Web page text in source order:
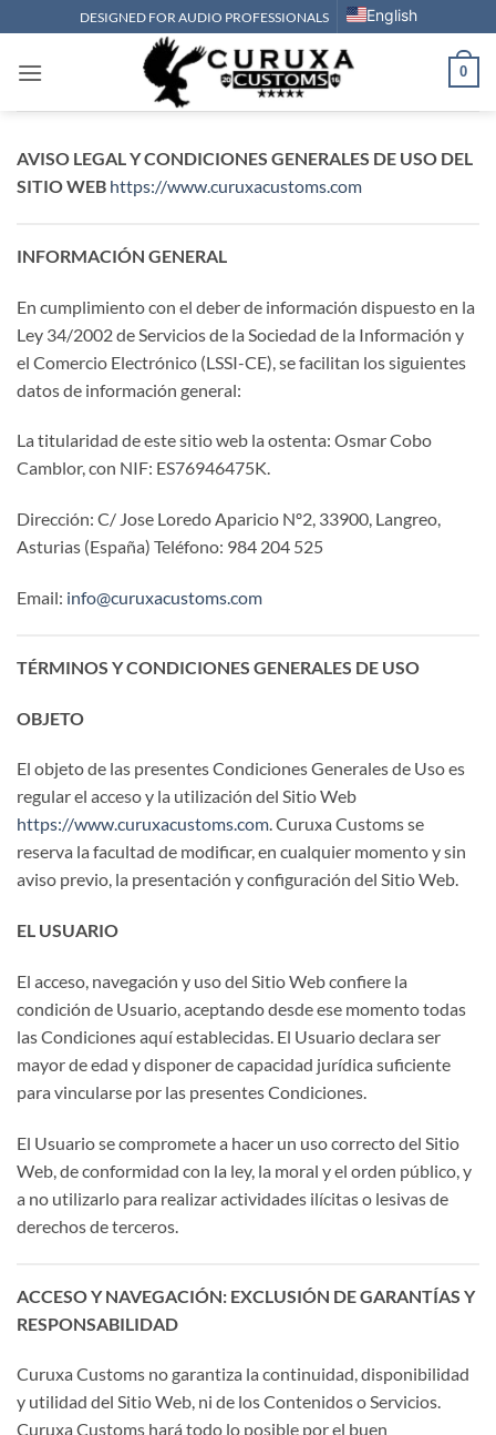
al
contenido
DESIGNED FOR AUDIO PROFESSIONALS English
0
AVISO LEGAL Y CONDICIONES GENERALES DE USO DEL
SITIO WEB https://www.curuxacustoms.com
INFORMACIÓN GENERAL
En cumplimiento con el deber de información dispuesto en la
Ley 34/2002 de Servicios de la Sociedad de la Información y
el Comercio Electrónico (LSSI-CE), se facilitan los siguientes
datos de información general:
La titularidad de este sitio web la ostenta: Osmar Cobo
Camblor, con NIF: ES76946475K.
Dirección: C/ Jose Loredo Aparicio Nº2, 33900, Langreo,
Asturias (España) Teléfono: 984 204 525
Email: info@curuxacustoms.com
TÉRMINOS Y CONDICIONES GENERALES DE USO
OBJETO
El objeto de las presentes Condiciones Generales de Uso es
regular el acceso y la utilización del Sitio Web
https://www.curuxacustoms.com. Curuxa Customs se
reserva la facultad de modificar, en cualquier momento y sin
aviso previo, la presentación y configuración del Sitio Web.
EL USUARIO
El acceso, navegación y uso del Sitio Web confiere la
condición de Usuario, aceptando desde ese momento todas
las Condiciones aquí establecidas. El Usuario declara ser
mayor de edad y disponer de capacidad jurídica suficiente
para vincularse por las presentes Condiciones.
El Usuario se compromete a hacer un uso correcto del Sitio
Web, de conformidad con la ley, la moral y el orden público, y
a no utilizarlo para realizar actividades ilícitas o lesivas de
derechos de terceros.
ACCESO Y NAVEGACIÓN: EXCLUSIÓN DE GARANTÍAS Y
RESPONSABILIDAD
Curuxa Customs no garantiza la continuidad, disponibilidad
y utilidad del Sitio Web, ni de los Contenidos o Servicios.
Curuxa Customs hará todo lo posible por el buen